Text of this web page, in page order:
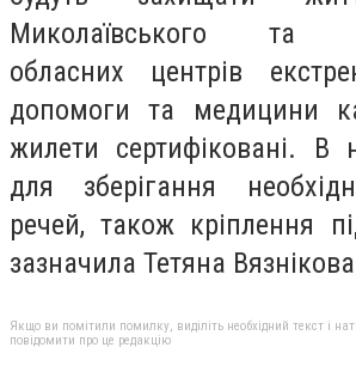
Миколаївського та
обласних центрів
допомоги та медицини
жилети сертифіковані. В
для зберігання
речей, також кріплення
зазначила Тетяна
Якщо ви помітили помилку, виділіть необхідний текст і
повідомити про це редакцію